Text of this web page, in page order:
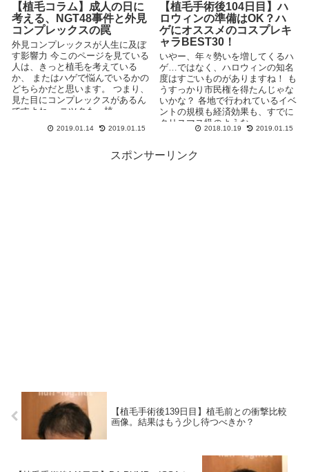
【植毛コラム】成人の日に
考える、NGT48事件と外見
コンプレックスの罠
外見コンプレックスが人生に及ぼ
す影響力 今このページを見ている
人は、きっと植毛を考えている
か、 またはハゲで悩んでいるかの
どちらかだと思います。 つまり、
見た目にコンプレックスがあるん
ですよね。 ニツクも、植...
2019.01.14 2019.01.15
【植毛手術後104日目】ハ
ロウィンの準備はOK？ハ
ゲにオススメのコスプレキ
ャラBEST30！
いやー、年々勢いを増してくるハ
ゲ…ではなく、ハロウィンの知名
度はすごいものがありますね！ も
うすっかり市民権を得たんじゃな
いかな？ 各地で行われているイベ
ントの規模も経済効果も、すでに
クリスマス級のような...
2018.10.19 2019.01.15
スポンサーリンク
【植毛手術後139日目】植毛前との衝撃比較
画像。結果はもう少し待つべきか？